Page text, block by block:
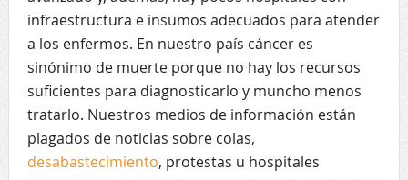
infraestructura e insumos adecuados para atender
a los enfermos. En nuestro país cáncer es
sinónimo de muerte porque no hay los recursos
suficientes para diagnosticarlo y muncho menos
tratarlo. Nuestros medios de información están
plagados de noticias sobre colas,
desabastecimiento, protestas u hospitales